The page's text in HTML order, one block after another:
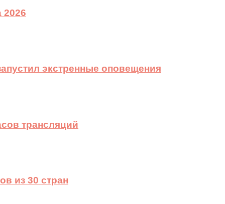
2026
экстренные оповещения
трансляций
из 30 стран